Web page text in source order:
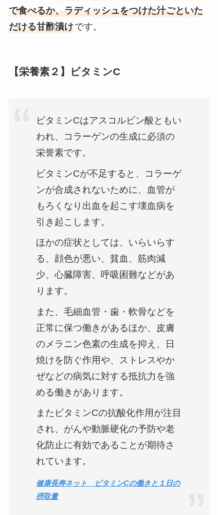
で食べるか、ラディッシュをつけた汁ごといた
だける甘酢漬けです。
【栄養素２】ビタミンC
ビタミンCはアスコルビン酸ともい
われ、コラーゲンの生成に必須の
栄誉素です。
ビタミンCが不足すると、コラーゲ
ンが合成されないために、血管が
もろくなり出血を起こす壊血病を
引き起こします。
ほかの症状としては、いらいらす
る、顔色が悪い、貧血、筋肉減
少、心臓障害、呼吸困難などがあ
ります。
また、毛細血管・歯・軟骨などを
正常に保つ働きがあるほか、皮膚
のメラニン色素の生成を抑え、日
焼けを防ぐ作用や、ストレスやか
ぜなどの病気に対する抵抗力を強
める働きがあります。
またビタミンCの抗酸化作用が注目
され、がんや動脈硬化の予防や老
化防止に有効であることが期待さ
れています。
健康長寿ネット ビタミンCの働きと１日の
摂取量